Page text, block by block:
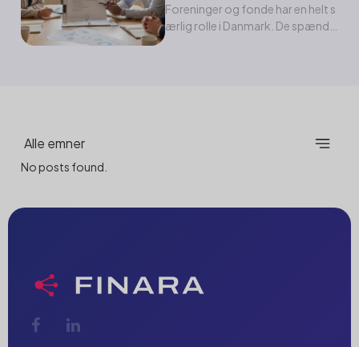
Foreninger og fonde har en helt s
ærlig rolle i Danmark. De spænde
Alle emner
No posts found.